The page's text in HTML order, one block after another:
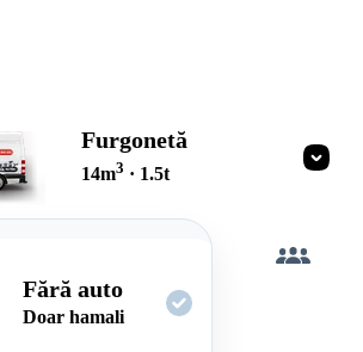
Furgonetă
14m3 · 1.5t
Fără auto
Doar hamali